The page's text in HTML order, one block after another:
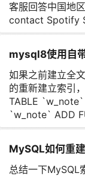
客服回答中国地
contact Spotify
mysql8使用自
如果之前建立全
的重新建立索引
TABLE `w_note`
`w_note` ADD
MySQL如何重建
总结一下MySQL